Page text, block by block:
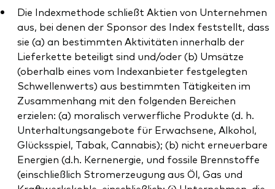
Die Indexmethode schließt Aktien von Unternehmen
aus, bei denen der Sponsor des Index feststellt, dass
sie (a) an bestimmten Aktivitäten innerhalb der
Lieferkette beteiligt sind und/oder (b) Umsätze
(oberhalb eines vom Indexanbieter festgelegten
Schwellenwerts) aus bestimmten Tätigkeiten im
Zusammenhang mit den folgenden Bereichen
erzielen: (a) moralisch verwerfliche Produkte (d. h.
Unterhaltungsangebote für Erwachsene, Alkohol,
Glücksspiel, Tabak, Cannabis); (b) nicht erneuerbare
Energien (d.h. Kernenergie, und fossile Brennstoffe
(einschließlich Stromerzeugung aus Öl, Gas und